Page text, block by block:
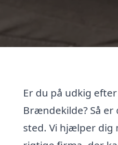
Er du på udkig
Brændekilde? Så
sted. Vi hjælper dig